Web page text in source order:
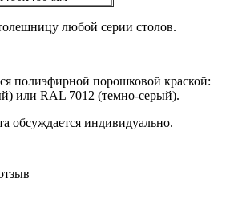
любой серии столов.
полиэфирной порошковой краской:
или RAL 7012 (темно-серый).
обсуждается индивидуально.